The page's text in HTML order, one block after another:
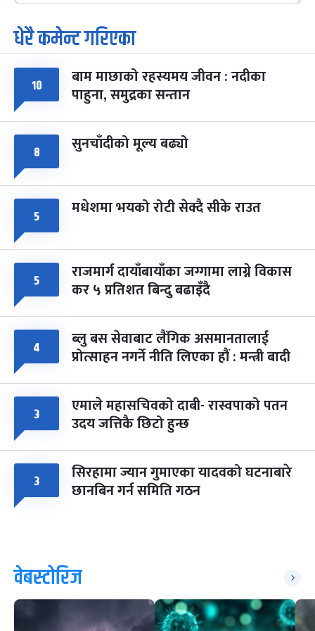
७
आइत
पूर्णिमा व्रत
चैत्र ७, २०८३-Mar 21, 2027
८
सोम
फागुपूर्णिमा
चैत्र ८, २०८३-Mar 22, 2027
७ महिना बाँकी
धेरै कमेन्ट गरिएका
१० बाम माछाको रहस्यमय जीवन : नदीका
पाहुना, समुद्रका सन्तान
८ सुनचाँदीको मूल्य बढ्यो
५ मधेशमा भयको रोटी सेक्दै सीके राउत
५ राजमार्ग दायाँबायाँका जग्गामा लाग्ने विकास
कर ५ प्रतिशत बिन्दु बढाइँदै
४ ब्लु बस सेवाबाट लैंगिक असमानतालाई
प्रोत्साहन नगर्ने नीति लिएका हौं : मन्त्री बादी
३ एमाले महासचिवको दाबी- रास्वपाको पतन
उदय जत्तिकै छिटो हुन्छ
३ सिरहामा ज्यान गुमाएका यादवको घटनाबारे
छानबिन गर्न समिति गठन
वेबस्टोरिज